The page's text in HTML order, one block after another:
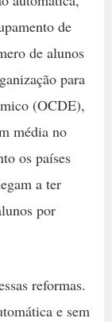
de
de alunos
para
(OCDE),
média no
os países
a ter
por
reformas.
e sem